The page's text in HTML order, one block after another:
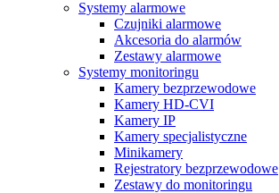
Systemy alarmowe
Czujniki alarmowe
Akcesoria do alarmów
Zestawy alarmowe
Systemy monitoringu
Kamery bezprzewodowe
Kamery HD-CVI
Kamery IP
Kamery specjalistyczne
Minikamery
Rejestratory bezprzewodowe
Zestawy do monitoringu